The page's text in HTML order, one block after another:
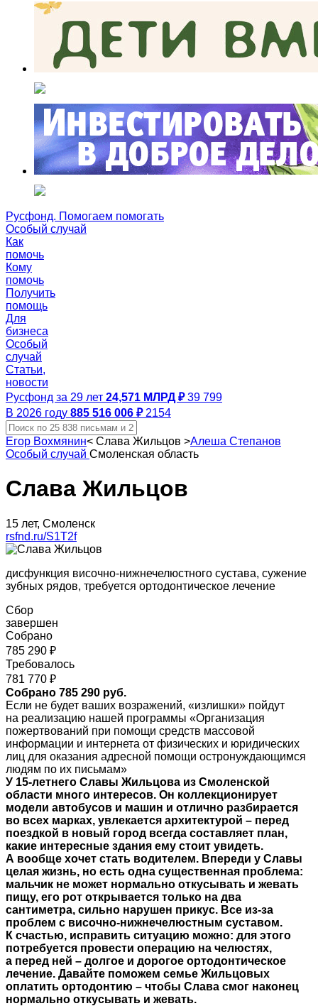
Русфонд. Помогаем помогать
Особый случай
Как
помочь
Кому
помочь
Получить
помощь
Для
бизнеса
Особый
случай
Статьи,
новости
Русфонд за 29 лет 24,571 МЛРД ₽ 39 799
В 2026 году 885 516 006 ₽ 2154
Егор Вохмянин< Слава Жильцов >Алеша Степанов
Особый случай Смоленская область
Слава Жильцов
15 лет, Смоленск
rsfnd.ru/S1T2f
дисфункция височно-нижнечелюстного сустава, сужение
зубных рядов, требуется ортодонтическое лечение
Сбор
завершен
Собрано
785 290 ₽
Требовалось
781 770 ₽
Собрано 785 290 руб.
Если не будет ваших возражений, «излишки» пойдут
на реализацию нашей программы «Организация
пожертвований при помощи средств массовой
информации и интернета от физических и юридических
лиц для оказания адресной помощи остронуждающимся
людям по их письмам»
У 15-летнего Славы Жильцова из Смоленской
области много интересов. Он коллекционирует
модели автобусов и машин и отлично разбирается
во всех марках, увлекается архитектурой – перед
поездкой в новый город всегда составляет план,
какие интересные здания ему стоит увидеть.
А вообще хочет стать водителем. Впереди у Славы
целая жизнь, но есть одна существенная проблема:
мальчик не может нормально откусывать и жевать
пищу, его рот открывается только на два
сантиметра, сильно нарушен прикус. Все из-за
проблем с височно-нижнечелюстным суставом.
К счастью, исправить ситуацию можно: для этого
потребуется провести операцию на челюстях,
а перед ней – долгое и дорогое ортодонтическое
лечение. Давайте поможем семье Жильцовых
оплатить ортодонтию – чтобы Слава смог наконец
нормально откусывать и жевать.